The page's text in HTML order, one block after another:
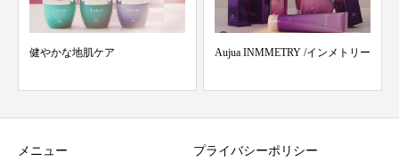
Aujua INMMETRY /インメトリー 〜ねぐせでお困りの方〜
メニュー
プライバシーポリシー